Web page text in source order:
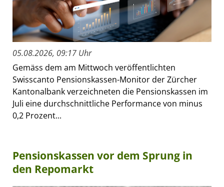
05.08.2026, 09:17 Uhr
Gemäss dem am Mittwoch veröffentlichten
Swisscanto Pensionskassen-Monitor der Zürcher
Kantonalbank verzeichneten die Pensionskassen im
Juli eine durchschnittliche Performance von minus
0,2 Prozent...
Pensionskassen vor dem Sprung in
den Repomarkt